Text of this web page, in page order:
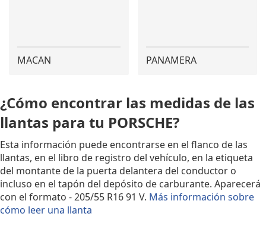
MACAN PANAMERA
¿Cómo encontrar las medidas de las
llantas para tu PORSCHE?
Esta información puede encontrarse en el flanco de las
llantas, en el libro de registro del vehículo, en la etiqueta
del montante de la puerta delantera del conductor o
incluso en el tapón del depósito de carburante. Aparecerá
con el formato - 205/55 R16 91 V. Más información sobre
cómo leer una llanta